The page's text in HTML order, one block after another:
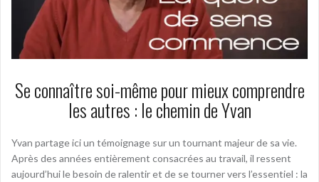
Se connaître soi-même pour mieux comprendre
les autres : le chemin de Yvan
Yvan partage ici un témoignage sur un tournant majeur de sa vie.
Après des années entièrement consacrées au travail, il ressent
aujourd’hui le besoin de ralentir et de se tourner vers l’essentiel : la